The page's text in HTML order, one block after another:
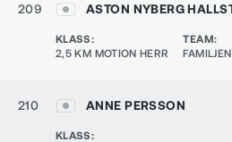
209 ASTON NYBERG
KLASS:
2,5 KM MOTION HERR
TEAM:
210 ANNE PERSSON
KLASS: